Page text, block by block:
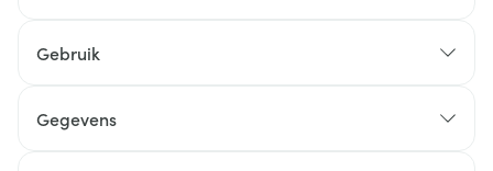
Gebruik
Gegevens